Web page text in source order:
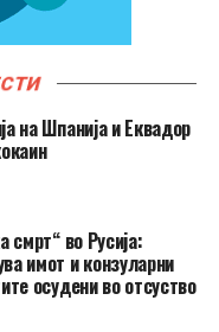
на Шпанија и Еквадор
смрт“ во Русија:
имот и конзуларни
осудени во отсуство